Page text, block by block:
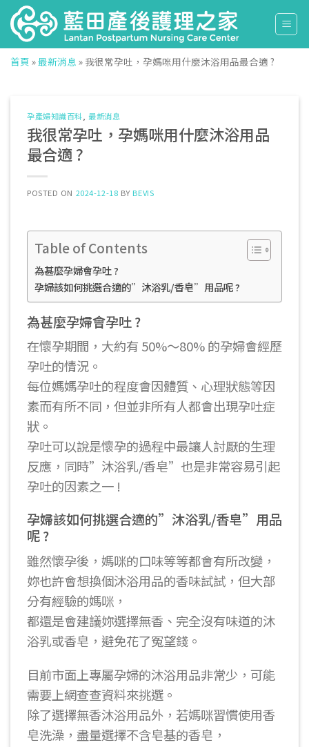
Skip
to
content
首頁 »最新消息 » 我很常孕吐，孕媽咪用什麼沐浴用品最合適 ?
孕產婦知識百科 ,最新消息
我很常孕吐，孕媽咪用什麼沐浴用品
最合適 ?
POSTED ON 2024-12-18 BY BEVIS
Table of Contents
為甚麼孕婦會孕吐 ?
孕婦該如何挑選合適的”沐浴乳/香皂”用品呢 ?
為甚麼孕婦會孕吐 ?
在懷孕期間，大約有 50%～80% 的孕婦會經歷
孕吐的情況。
每位媽媽孕吐的程度會因體質、心理狀態等因
素而有所不同，但並非所有人都會出現孕吐症
狀。
孕吐可以說是懷孕的過程中最讓人討厭的生理
反應，同時”沐浴乳/香皂”也是非常容易引起
孕吐的因素之一 !
孕婦該如何挑選合適的”沐浴乳/香皂”用品
呢 ?
雖然懷孕後，媽咪的口味等等都會有所改變，
妳也許會想換個沐浴用品的香味試試，但大部
分有經驗的媽咪，
都還是會建議妳選擇無香、完全沒有味道的沐
浴乳或香皂，避免花了冤望錢。
目前市面上專屬孕婦的沐浴用品非常少，可能
需要上網查查資料來挑選。
除了選擇無香沐浴用品外，若媽咪習慣使用香
皂洗澡，盡量選擇不含皂基的香皂，